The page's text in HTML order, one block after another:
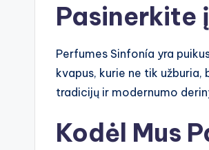
Pasinerkite
Perfumes Sinfonía yra
kvapus, kurie ne tik
tradicijų ir modernumo
Kodėl Mus